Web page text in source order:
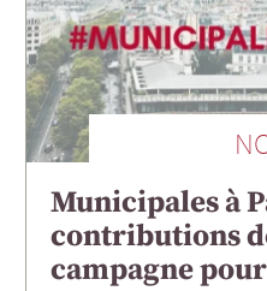
Municipales à
contributions
campagne